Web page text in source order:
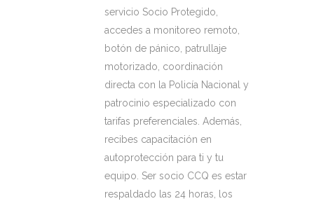
servicio Socio Protegido,
accedes a monitoreo remoto,
botón de pánico, patrullaje
motorizado, coordinación
directa con la Policía Nacional y
patrocinio especializado con
tarifas preferenciales. Además,
recibes capacitación en
autoprotección para ti y tu
equipo. Ser socio CCQ es estar
respaldado las 24 horas, los